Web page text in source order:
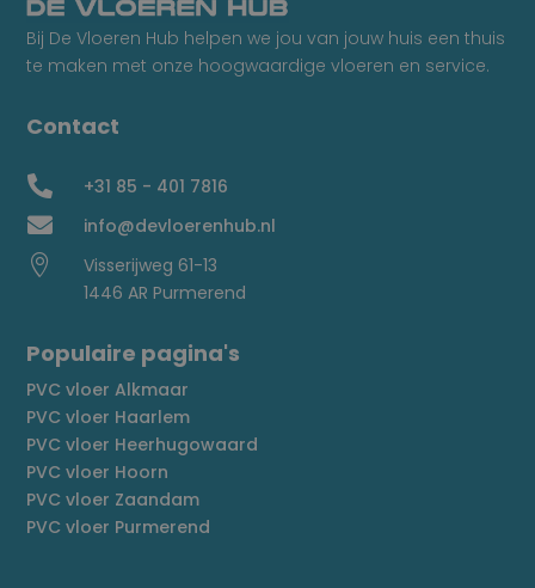
Bij De Vloeren Hub helpen we jou van jouw huis een thuis
te maken met onze hoogwaardige vloeren en service.
Contact
 +31 85 - 401 7816
 info@devloerenhub.nl

Visserijweg 61-13
1446 AR Purmerend
Populaire pagina's
PVC vloer Alkmaar
PVC vloer Haarlem
PVC vloer Heerhugowaard
PVC vloer Hoorn
PVC vloer Zaandam
PVC vloer Purmerend